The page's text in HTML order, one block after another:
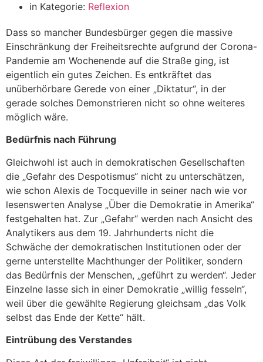
in Kategorie: Reflexion
Dass so mancher Bundesbürger gegen die massive
Einschränkung der Freiheitsrechte aufgrund der Corona-
Pandemie am Wochenende auf die Straße ging, ist
eigentlich ein gutes Zeichen. Es entkräftet das
unüberhörbare Gerede von einer „Diktatur“, in der
gerade solches Demonstrieren nicht so ohne weiteres
möglich wäre.
Bedürfnis nach Führung
Gleichwohl ist auch in demokratischen Gesellschaften
die „Gefahr des Despotismus“ nicht zu unterschätzen,
wie schon Alexis de Tocqueville in seiner nach wie vor
lesenswerten Analyse „Über die Demokratie in Amerika“
festgehalten hat. Zur „Gefahr“ werden nach Ansicht des
Analytikers aus dem 19. Jahrhunderts nicht die
Schwäche der demokratischen Institutionen oder der
gerne unterstellte Machthunger der Politiker, sondern
das Bedürfnis der Menschen, „geführt zu werden“. Jeder
Einzelne lasse sich in einer Demokratie „willig fesseln“,
weil über die gewählte Regierung gleichsam „das Volk
selbst das Ende der Kette“ hält.
Eintrübung des Verstandes